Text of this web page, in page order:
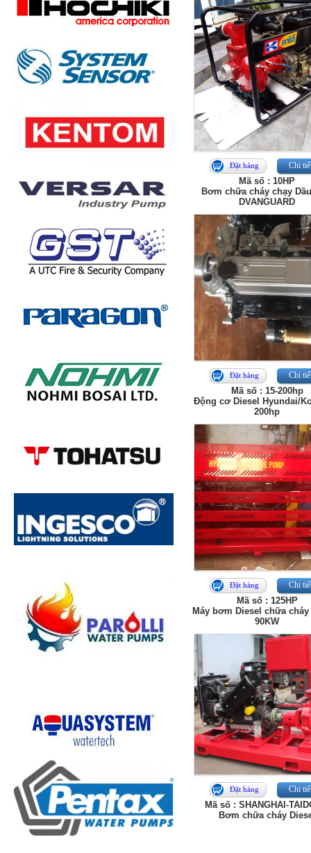
Đặt hàng Chi
Mã số : 10HP
Bơm chữa cháy chạy
DVANGUARD
Đặt hàng Chi
Mã số : 15-200hp
Động cơ Diesel Hyundai/
200hp
Đặt hàng Chi
Mã số : 125HP
Máy bơm Diesel chữa cháy
90KW
Đặt hàng Chi
Mã số : SHANGHAI-
Bơm chữa cháy